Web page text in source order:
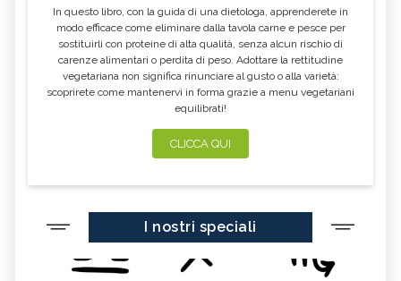
In questo libro, con la guida di una dietologa, apprenderete in
modo efficace come eliminare dalla tavola carne e pesce per
sostituirli con proteine di alta qualità, senza alcun rischio di
carenze alimentari o perdita di peso. Adottare la rettitudine
vegetariana non significa rinunciare al gusto o alla varietà:
scoprirete come mantenervi in forma grazie a menu vegetariani
equilibrati!
CLICCA QUI
I nostri speciali